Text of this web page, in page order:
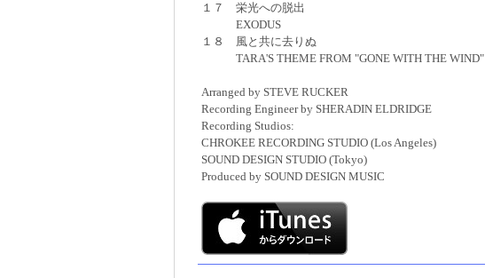
１７ 栄光への脱出
EXODUS
１８ 風と共に去りぬ
TARA'S THEME FROM "GONE WITH THE WIND"
Arranged by STEVE RUCKER
Recording Engineer by SHERADIN ELDRIDGE
Recording Studios:
CHROKEE RECORDING STUDIO (Los Angeles)
SOUND DESIGN STUDIO (Tokyo)
Produced by SOUND DESIGN MUSIC